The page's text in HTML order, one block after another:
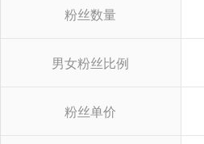
粉丝数量
男女粉丝比例
粉丝单价